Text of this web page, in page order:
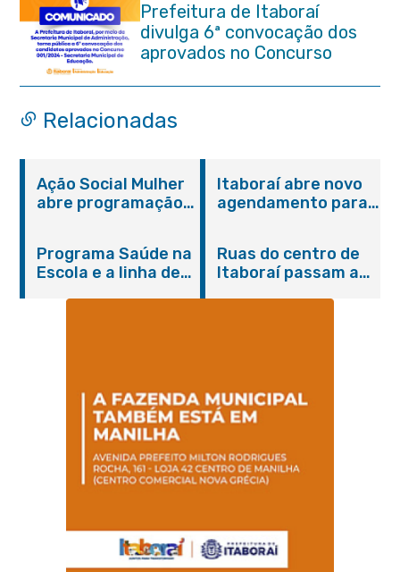
Prefeitura de Itaboraí
divulga 6ª convocação dos
aprovados no Concurso
Educação
Relacionadas
Ação Social Mulher
abre programação
serviços gratuitos e
orientações
Itaboraí abre novo
agendamento para
Programa Saúde na
Escola e a linha de
Magalhães Seabra
Ruas do centro de
Itaboraí passam a